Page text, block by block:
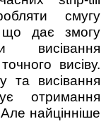
смугу
дає змогу
висівання
висіву.
та висівання
отримання
найцінніше